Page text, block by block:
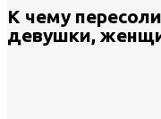
К чему
девушки,